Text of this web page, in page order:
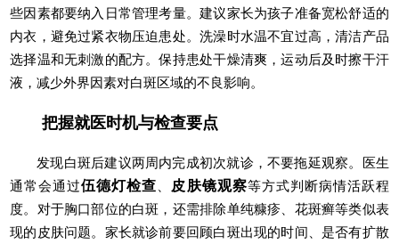
些因素都要纳入日常管理考量。建议家长为孩子准备宽松舒适的
内衣，避免过紧衣物压迫患处。洗澡时水温不宜过高，清洁产品
选择温和无刺激的配方。保持患处干燥清爽，运动后及时擦干汗
液，减少外界因素对白斑区域的不良影响。
把握就医时机与检查要点
发现白斑后建议两周内完成初次就诊，不要拖延观察。医生
通常会通过伍德灯检查 皮肤镜观察等方式判断病情活跃程
度。对于胸口部位的白斑，还需排除单纯糠疹、花斑癣等类似表
现的皮肤问题。家长就诊前要回顾白斑出现的时间、是否有扩散